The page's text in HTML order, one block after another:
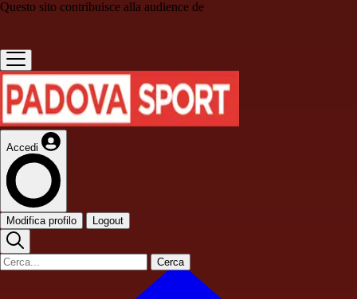
Questo sito contribuisce alla audience de
Accedi
Modifica profilo Logout
Cerca